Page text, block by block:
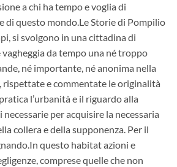
a chi ha tempo e voglia di
di questo mondo.Le Storie di Pompilio
si svolgono in una cittadina di
vagheggia da tempo una né troppo
né importante, né anonima nella
rispettate e commentate le originalità
l’urbanità e il riguardo alla
per acquisire la necessaria
collera e della supponenza. Per il
questo habitat azioni e
comprese quelle che non